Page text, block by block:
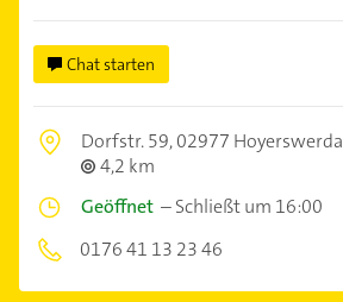
Chat starten
Dorfstr. 59,02977 Hoyerswerda
4,2 km
Geöffnet –Schließt um 16:00
0176 41 13 23 46